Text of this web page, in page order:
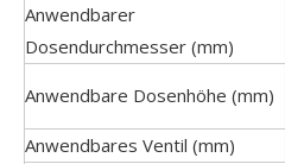
Anwendbarer
Dosendurchmesser (mm)
Anwendbare Dosenhöhe (mm)
Anwendbares Ventil (mm)